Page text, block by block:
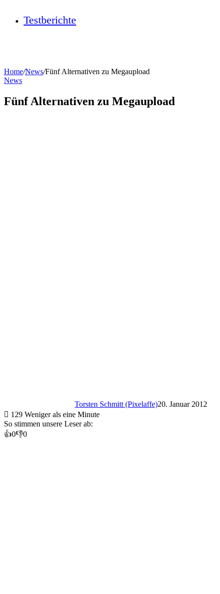
Testberichte
Home/News/Fünf Alternativen zu Megaupload
News
Fünf Alternativen zu Megaupload
Torsten Schmitt (Pixelaffe)20. Januar 2012
129 Weniger als eine Minute
So stimmen unsere Leser ab:
👍0👎0